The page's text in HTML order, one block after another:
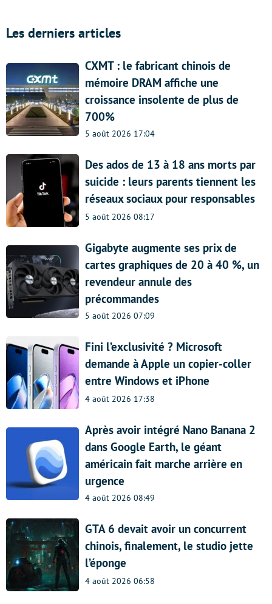
Les derniers articles
CXMT : le fabricant chinois de
mémoire DRAM affiche une
croissance insolente de plus de
700%
5 août 2026 17:04
Des ados de 13 à 18 ans morts par
suicide : leurs parents tiennent les
réseaux sociaux pour responsables
5 août 2026 08:17
Gigabyte augmente ses prix de
cartes graphiques de 20 à 40 %, un
revendeur annule des
précommandes
5 août 2026 07:09
Fini l’exclusivité ? Microsoft
demande à Apple un copier-coller
entre Windows et iPhone
4 août 2026 17:38
Après avoir intégré Nano Banana 2
dans Google Earth, le géant
américain fait marche arrière en
urgence
4 août 2026 08:49
GTA 6 devait avoir un concurrent
chinois, finalement, le studio jette
l’éponge
4 août 2026 06:58